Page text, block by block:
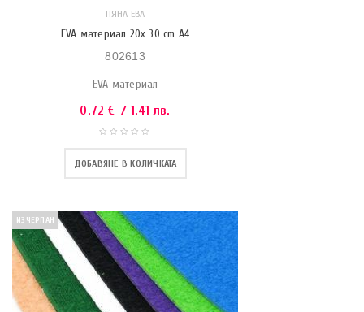
ПЯНА ЕВА
EVA материал 20x 30 cm A4
802613
EVA материал
0.72 € / 1.41 лв.
ДОБАВЯНЕ В КОЛИЧКАТА
ИЗЧЕРПАН